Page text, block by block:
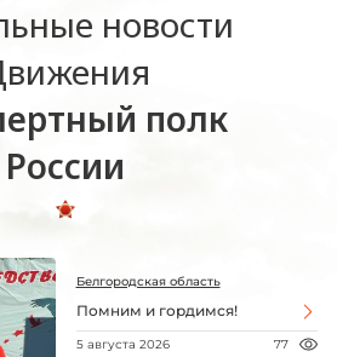
новости
полк
России
Белгородская область
Помним и гордимся!
5 августа 2026 77